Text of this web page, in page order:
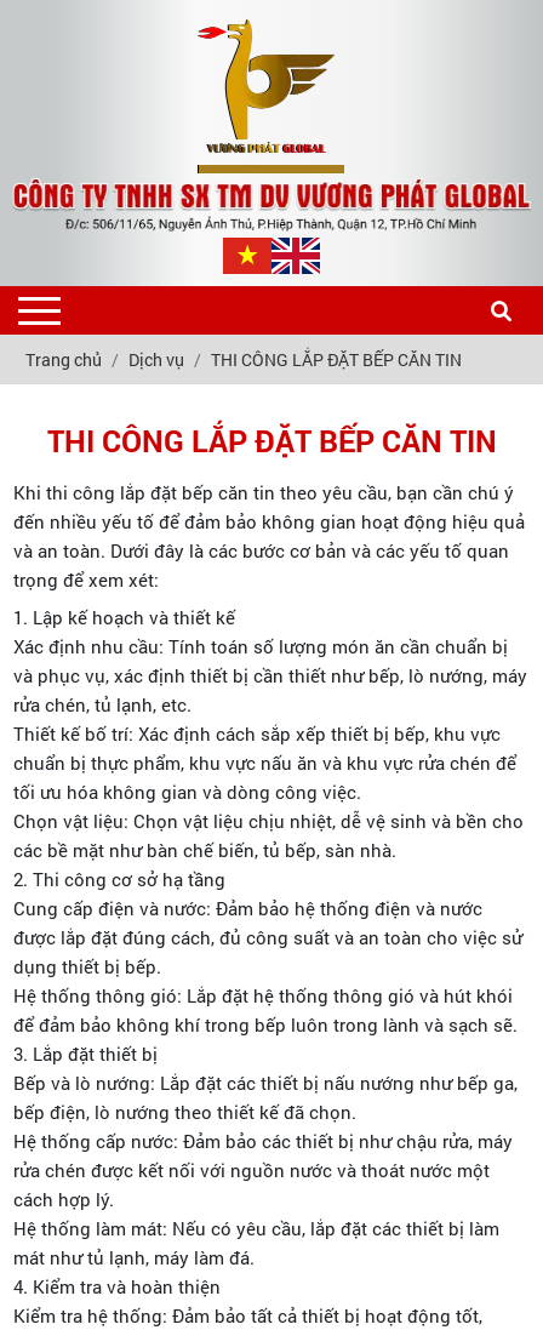
Trang chủ Dịch vụ THI CÔNG LẮP ĐẶT BẾP CĂN TIN
THI CÔNG LẮP ĐẶT BẾP CĂN TIN
Khi thi công lắp đặt bếp căn tin theo yêu cầu, bạn cần chú ý
đến nhiều yếu tố để đảm bảo không gian hoạt động hiệu quả
và an toàn. Dưới đây là các bước cơ bản và các yếu tố quan
trọng để xem xét:
1. Lập kế hoạch và thiết kế
Xác định nhu cầu: Tính toán số lượng món ăn cần chuẩn bị
và phục vụ, xác định thiết bị cần thiết như bếp, lò nướng, máy
rửa chén, tủ lạnh, etc.
Thiết kế bố trí: Xác định cách sắp xếp thiết bị bếp, khu vực
chuẩn bị thực phẩm, khu vực nấu ăn và khu vực rửa chén để
tối ưu hóa không gian và dòng công việc.
Chọn vật liệu: Chọn vật liệu chịu nhiệt, dễ vệ sinh và bền cho
các bề mặt như bàn chế biến, tủ bếp, sàn nhà.
2. Thi công cơ sở hạ tầng
Cung cấp điện và nước: Đảm bảo hệ thống điện và nước
được lắp đặt đúng cách, đủ công suất và an toàn cho việc sử
dụng thiết bị bếp.
Hệ thống thông gió: Lắp đặt hệ thống thông gió và hút khói
để đảm bảo không khí trong bếp luôn trong lành và sạch sẽ.
3. Lắp đặt thiết bị
Bếp và lò nướng: Lắp đặt các thiết bị nấu nướng như bếp ga,
bếp điện, lò nướng theo thiết kế đã chọn.
Hệ thống cấp nước: Đảm bảo các thiết bị như chậu rửa, máy
rửa chén được kết nối với nguồn nước và thoát nước một
cách hợp lý.
Hệ thống làm mát: Nếu có yêu cầu, lắp đặt các thiết bị làm
mát như tủ lạnh, máy làm đá.
4. Kiểm tra và hoàn thiện
Kiểm tra hệ thống: Đảm bảo tất cả thiết bị hoạt động tốt,